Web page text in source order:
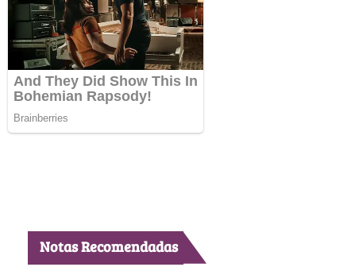
Notas Recomendadas